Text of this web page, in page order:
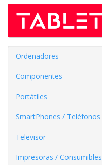
Ordenadores
Componentes
Portátiles
SmartPhones / Teléfonos
Televisor
Impresoras / Consumibles